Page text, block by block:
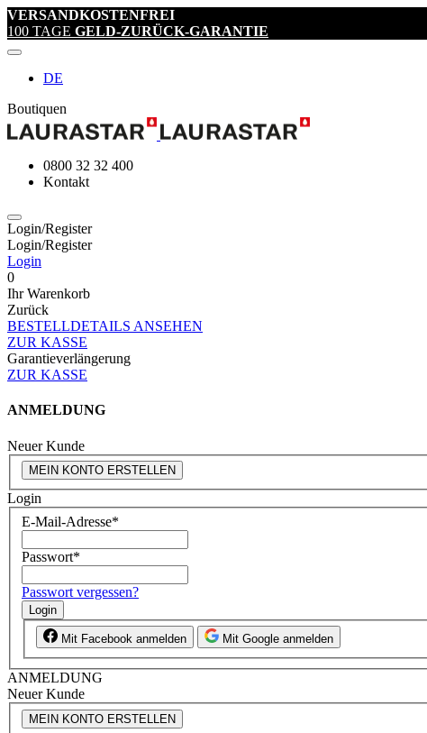
VERSANDKOSTENFREI
100 TAGE GELD-ZURÜCK-GARANTIE
DE
Boutiquen
0800 32 32 400
Kontakt
Login/Register
Login/Register
Login
0
Ihr Warenkorb
Zurück
BESTELLDETAILS ANSEHEN
ZUR KASSE
Garantieverlängerung
ZUR KASSE
ANMELDUNG
Neuer Kunde
MEIN KONTO ERSTELLEN
Login
E-Mail-Adresse*
Passwort*
Passwort vergessen?
Login
Mit Facebook anmelden Mit Google anmelden
ANMELDUNG
Neuer Kunde
MEIN KONTO ERSTELLEN